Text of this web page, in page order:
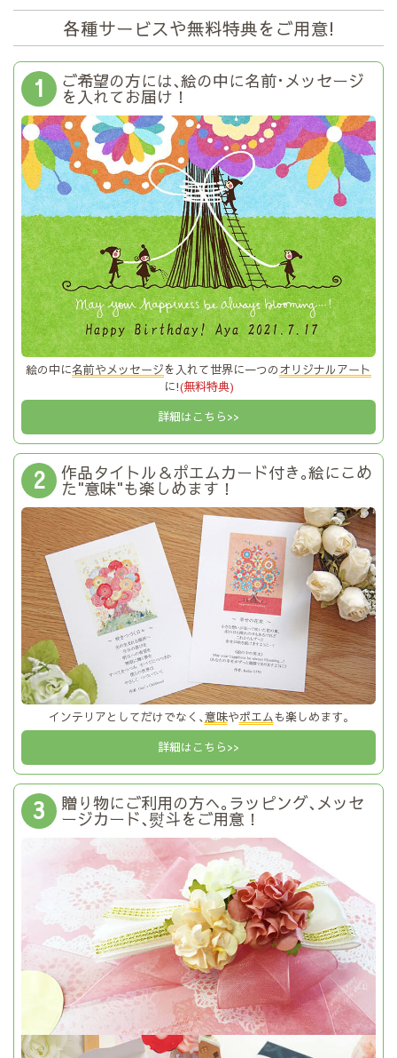
各種サービスや無料特典をご用意!
1 ご希望の方には､絵の中に名前･メッセージ
を入れてお届け！
絵の中に名前やメッセージを入れて世界に一つのオリジナルアート
に!(無料特典)
詳細はこちら>>
2 作品タイトル＆ポエムカード付き｡絵にこめ
た"意味"も楽しめます！
インテリアとしてだけでなく､意味やポエムも楽しめます｡
詳細はこちら>>
3 贈り物にご利用の方へ｡ラッピング､メッセ
ージカード､熨斗をご用意！